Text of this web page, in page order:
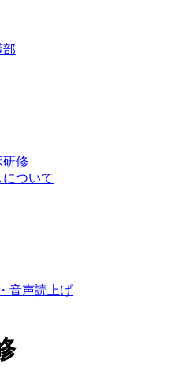
研修
ついて
音声読上げ